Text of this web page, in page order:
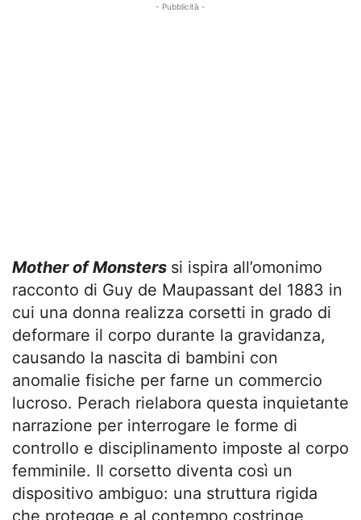
- Pubblicità -
Mother of Monsters si ispira all’omonimo
racconto di Guy de Maupassant del 1883 in
cui una donna realizza corsetti in grado di
deformare il corpo durante la gravidanza,
causando la nascita di bambini con
anomalie fisiche per farne un commercio
lucroso. Perach rielabora questa inquietante
narrazione per interrogare le forme di
controllo e disciplinamento imposte al corpo
femminile. Il corsetto diventa così un
dispositivo ambiguo: una struttura rigida
che protegge e al contempo costringe,